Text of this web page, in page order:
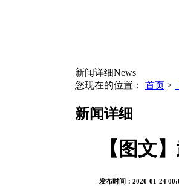
新闻详细News
您现在的位置： 首页 >
新闻详细
【图文
发布时间：2020-01-24